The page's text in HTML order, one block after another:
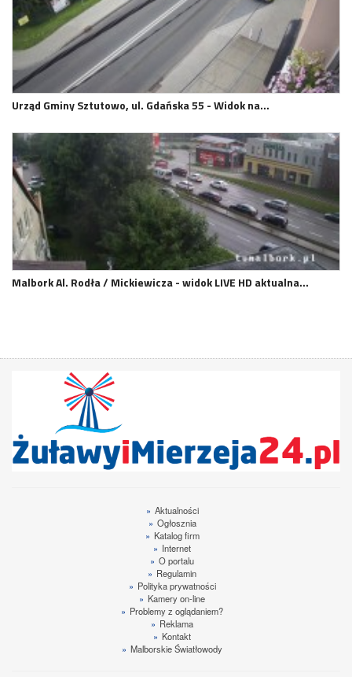
Urząd Gminy Sztutowo, ul. Gdańska 55 - Widok na…
Malbork Al. Rodła / Mickiewicza - widok LIVE HD aktualna…
» Aktualności
» Ogłosznia
» Katalog firm
» Internet
» O portalu
» Regulamin
» Polityka prywatności
» Kamery on-line
» Problemy z oglądaniem?
» Reklama
» Kontakt
» Malborskie Światłowody